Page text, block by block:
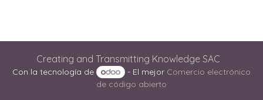
Creating and Transmitting Knowledge SAC
Con la tecnología de - El mejor Comercio electrónico
de código abierto